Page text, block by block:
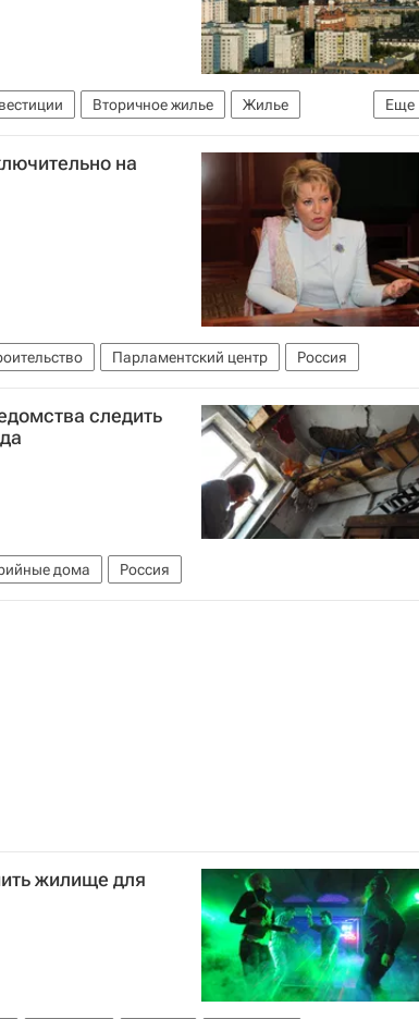
Еще
Вторичное жилье
Жилье
на
Парламентский центр Россия
следить
дома Россия
жилище для